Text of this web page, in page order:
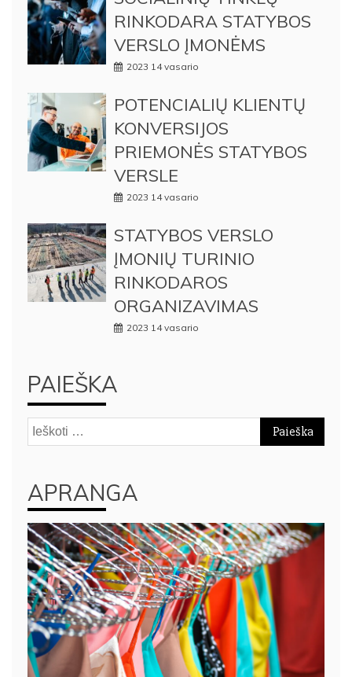
RINKODARA STATYBOS
VERSLO ĮMONĖMS
2023 14 vasario
POTENCIALIŲ KLIENTŲ
KONVERSIJOS
PRIEMONĖS STATYBOS
VERSLE
2023 14 vasario
STATYBOS VERSLO
ĮMONIŲ TURINIO
RINKODAROS
ORGANIZAVIMAS
2023 14 vasario
PAIEŠKA
Ieškoti:
APRANGA